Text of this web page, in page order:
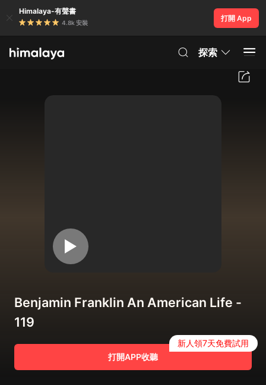
Himalaya-有聲書
4.8k 安裝
打開 App
探索
Benjamin Franklin An American Life -
119
打開APP收聽
新人領7天免費試用